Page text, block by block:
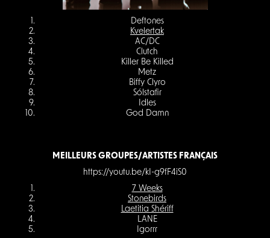
Deftones
Kvelertak
AC/DC
Clutch
Killer Be Killed
Metz
Biffy Clyro
Sólstafir
Idles
God Damn
MEILLEURS GROUPES/ARTISTES FRANÇAIS
https://youtu.be/kI-g9fF4iS0
7 Weeks
Stonebirds
Laetitia Shériff
LANE
Igorrr